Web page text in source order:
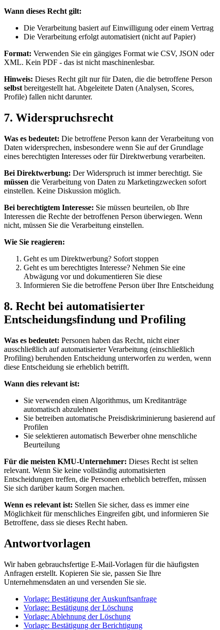
Wann dieses Recht gilt:
Die Verarbeitung basiert auf Einwilligung oder einem Vertrag
Die Verarbeitung erfolgt automatisiert (nicht auf Papier)
Format: Verwenden Sie ein gängiges Format wie CSV, JSON oder
XML. Kein PDF - das ist nicht maschinenlesbar.
Hinweis: Dieses Recht gilt nur für Daten, die die betroffene Person
selbst bereitgestellt hat. Abgeleitete Daten (Analysen, Scores,
Profile) fallen nicht darunter.
7. Widerspruchsrecht
Was es bedeutet: Die betroffene Person kann der Verarbeitung von
Daten widersprechen, insbesondere wenn Sie auf der Grundlage
eines berechtigten Interesses oder für Direktwerbung verarbeiten.
Bei Direktwerbung: Der Widerspruch ist immer berechtigt. Sie
müssen die Verarbeitung von Daten zu Marketingzwecken sofort
einstellen. Keine Diskussion möglich.
Bei berechtigtem Interesse: Sie müssen beurteilen, ob Ihre
Interessen die Rechte der betroffenen Person überwiegen. Wenn
nicht, müssen Sie die Verarbeitung einstellen.
Wie Sie reagieren:
Geht es um Direktwerbung? Sofort stoppen
Geht es um berechtigtes Interesse? Nehmen Sie eine
Abwägung vor und dokumentieren Sie diese
Informieren Sie die betroffene Person über Ihre Entscheidung
8. Recht bei automatisierter
Entscheidungsfindung und Profiling
Was es bedeutet: Personen haben das Recht, nicht einer
ausschließlich auf automatisierter Verarbeitung (einschließlich
Profiling) beruhenden Entscheidung unterworfen zu werden, wenn
diese Entscheidung sie erheblich betrifft.
Wann dies relevant ist:
Sie verwenden einen Algorithmus, um Kreditanträge
automatisch abzulehnen
Sie betreiben automatische Preisdiskriminierung basierend auf
Profilen
Sie selektieren automatisch Bewerber ohne menschliche
Beurteilung
Für die meisten KMU-Unternehmer: Dieses Recht ist selten
relevant. Wenn Sie keine vollständig automatisierten
Entscheidungen treffen, die Personen erheblich betreffen, müssen
Sie sich darüber kaum Sorgen machen.
Wenn es relevant ist: Stellen Sie sicher, dass es immer eine
Möglichkeit für menschliches Eingreifen gibt, und informieren Sie
Betroffene, dass sie dieses Recht haben.
Antwortvorlagen
Wir haben gebrauchsfertige E-Mail-Vorlagen für die häufigsten
Anfragen erstellt. Kopieren Sie sie, passen Sie Ihre
Unternehmensdaten an und versenden Sie sie.
Vorlage: Bestätigung der Auskunftsanfrage
Vorlage: Bestätigung der Löschung
Vorlage: Ablehnung der Löschung
Vorlage: Bestätigung der Berichtigung